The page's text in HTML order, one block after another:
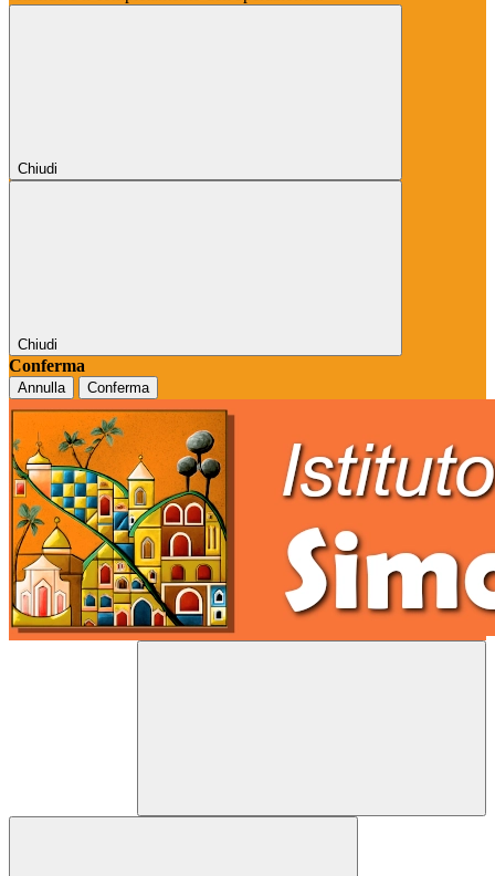
Chiudi
Chiudi
Conferma
Annulla Conferma